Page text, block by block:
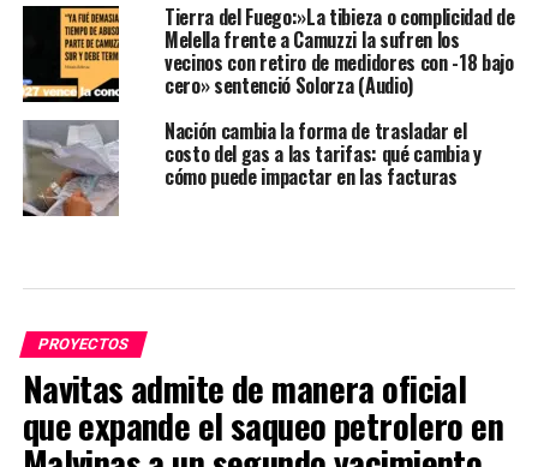
Tierra del Fuego:»La tibieza o complicidad de
Melella frente a Camuzzi la sufren los
vecinos con retiro de medidores con -18 bajo
cero» sentenció Solorza (Audio)
Nación cambia la forma de trasladar el
costo del gas a las tarifas: qué cambia y
cómo puede impactar en las facturas
PROYECTOS
Navitas admite de manera oficial
que expande el saqueo petrolero en